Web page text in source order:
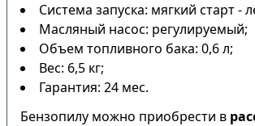
Система запуска: мягкий старт -
Масляный насос: регулируемый;
Объем топливного бака: 0,6 л;
Вес: 6,5 кг;
Гарантия: 24 мес.
Бензопилу можно приобрести в